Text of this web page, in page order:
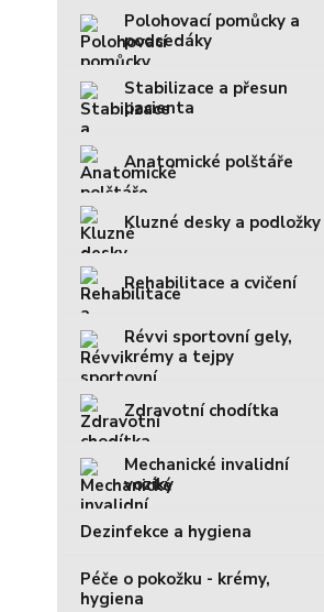
Polohovací pomůcky a
podsedáky
Stabilizace a přesun
pacienta
Anatomické polštáře
Kluzné desky a podložky
Rehabilitace a cvičení
Révvi sportovní gely,
krémy a tejpy
Zdravotní chodítka
Mechanické invalidní
vozíky
Dezinfekce a hygiena
Péče o pokožku - krémy,
hygiena